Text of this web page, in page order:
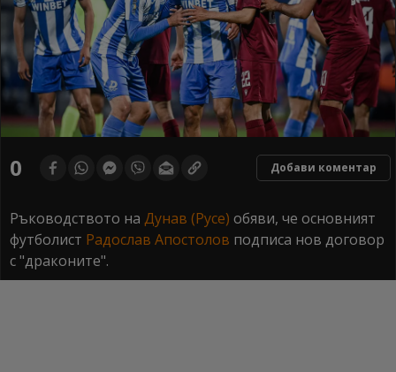
0 Добави коментар
Ръководството на Дунав (Русе) обяви, че основният
футболист Радослав Апостолов подписа нов договор
с "драконите".